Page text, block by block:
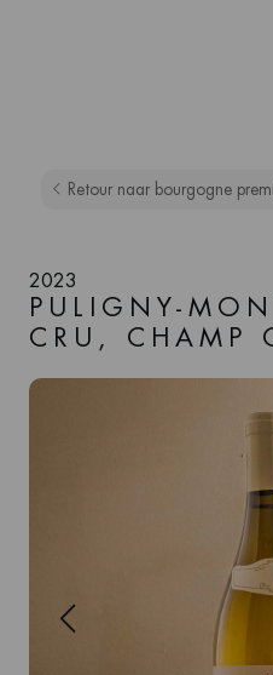
Retour naar bourgogne
2023
PULIGNY-
CRU, CHAMP